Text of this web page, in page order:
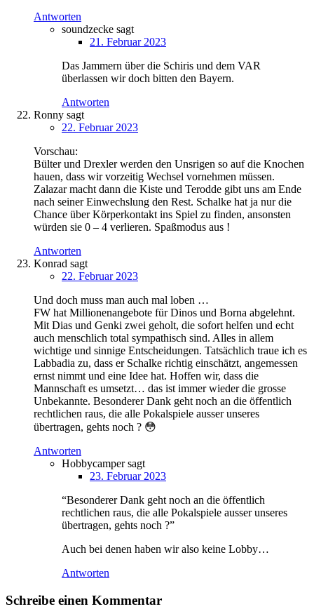
Antworten
soundzecke sagt
21. Februar 2023
Das Jammern über die Schiris und dem VAR
überlassen wir doch bitten den Bayern.
Antworten
Ronny sagt
22. Februar 2023
Vorschau:
Bülter und Drexler werden den Unsrigen so auf die Knochen
hauen, dass wir vorzeitig Wechsel vornehmen müssen.
Zalazar macht dann die Kiste und Terodde gibt uns am Ende
nach seiner Einwechslung den Rest. Schalke hat ja nur die
Chance über Körperkontakt ins Spiel zu finden, ansonsten
würden sie 0 – 4 verlieren. Spaßmodus aus !
Antworten
Konrad sagt
22. Februar 2023
Und doch muss man auch mal loben …
FW hat Millionenangebote für Dinos und Borna abgelehnt.
Mit Dias und Genki zwei geholt, die sofort helfen und echt
auch menschlich total sympathisch sind. Alles in allem
wichtige und sinnige Entscheidungen. Tatsächlich traue ich es
Labbadia zu, dass er Schalke richtig einschätzt, angemessen
ernst nimmt und eine Idee hat. Hoffen wir, dass die
Mannschaft es umsetzt… das ist immer wieder die grosse
Unbekannte. Besonderer Dank geht noch an die öffentlich
rechtlichen raus, die alle Pokalspiele ausser unseres
übertragen, gehts noch ? 😳
Antworten
Hobbycampersagt
23. Februar 2023
“Besonderer Dank geht noch an die öffentlich
rechtlichen raus, die alle Pokalspiele ausser unseres
übertragen, gehts noch ?”
Auch bei denen haben wir also keine Lobby…
Antworten
Schreibe einen Kommentar